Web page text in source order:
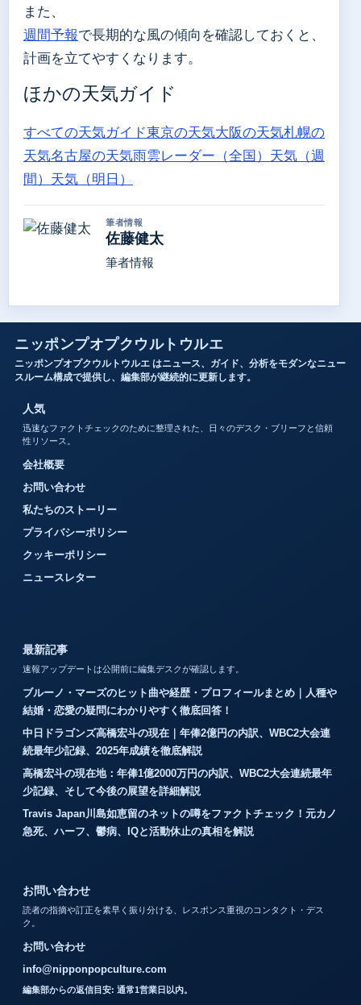
また、
週間予報で長期的な風の傾向を確認しておくと、
計画を立てやすくなります。
ほかの天気ガイド
すべての天気ガイド東京の天気大阪の天気札幌の
天気名古屋の天気雨雲レーダー（全国） 天気（週
間） 天気（明日）
筆者情報
佐藤健太
筆者情報
ニッポンプオプクウルトウルエ
ニッポンプオプクウルトウルエ はニュース、ガイド、分析をモダンなニュー
スルーム構成で提供し、編集部が継続的に更新します。
人気
迅速なファクトチェックのために整理された、日々のデスク・ブリーフと信頼
性リソース。
会社概要
お問い合わせ
私たちのストーリー
プライバシーポリシー
クッキーポリシー
ニュースレター
最新記事
速報アップデートは公開前に編集デスクが確認します。
ブルーノ・マーズのヒット曲や経歴・プロフィールまとめ｜人種や
結婚・恋愛の疑問にわかりやすく徹底回答！
中日ドラゴンズ高橋宏斗の現在｜年俸2億円の内訳、WBC2大会連
続最年少記録、2025年成績を徹底解説
高橋宏斗の現在地：年俸1億2000万円の内訳、WBC2大会連続最年
少記録、そして今後の展望を詳細解説
Travis Japan川島如恵留のネットの噂をファクトチェック！元カノ
急死、ハーフ、鬱病、IQと活動休止の真相を解説
お問い合わせ
読者の指摘や訂正を素早く振り分ける、レスポンス重視のコンタクト・デス
ク。
お問い合わせ
info@nipponpopculture.com
編集部からの返信目安: 通常1営業日以内。